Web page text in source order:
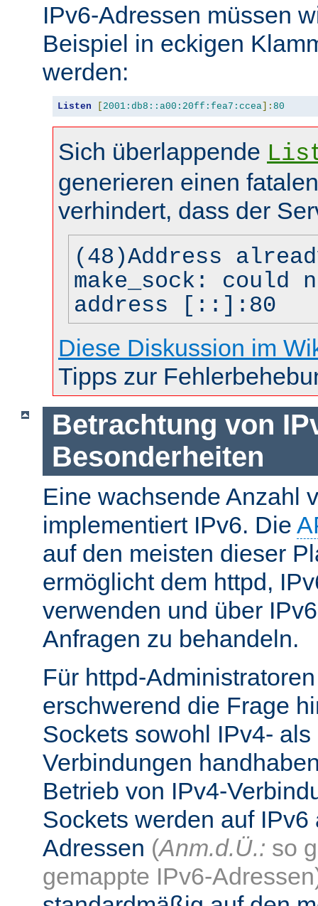
IPv6-Adressen müssen
Beispiel in eckigen
werden:
Listen [ 2001:db8::a00:20ff:fea7:ccea]: 80
Sich überlappende
generieren einen
verhindert, dass der
(48)Address
make_sock: could
address [::]:80
Diese Diskussion im
Tipps zur
Betrachtung von
Besonderheiten
Eine wachsende Anzahl
implementiert IPv6. Die
auf den meisten dieser
ermöglicht dem httpd,
verwenden und über
Anfragen zu behandeln.
Für httpd-
erschwerend die Frage
Sockets sowohl IPv4-
Verbindungen
Betrieb von IPv4-
Sockets werden auf
Adressen (Anm.d.Ü.: so
gemappte IPv6-